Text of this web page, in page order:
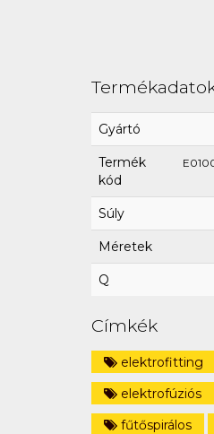
Gyártó
Termék
kód
Súly
Méretek
Q
Címkék
elektrofitting
elektrofúziós
fűtőspirálos